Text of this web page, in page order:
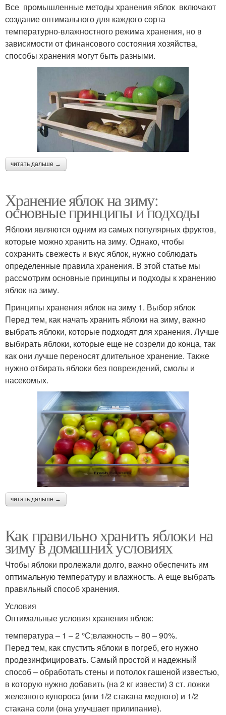
Все промышленные методы хранения яблок включают
создание оптимального для каждого сорта
температурно-влажностного режима хранения, но в
зависимости от финансового состояния хозяйства,
способы хранения могут быть разными.
читать дальше →
Хранение яблок на зиму:
основные принципы и подходы
Яблоки являются одним из самых популярных фруктов,
которые можно хранить на зиму. Однако, чтобы
сохранить свежесть и вкус яблок, нужно соблюдать
определенные правила хранения. В этой статье мы
рассмотрим основные принципы и подходы к хранению
яблок на зиму.
Принципы хранения яблок на зиму 1. Выбор яблок
Перед тем, как начать хранить яблоки на зиму, важно
выбрать яблоки, которые подходят для хранения. Лучше
выбирать яблоки, которые еще не созрели до конца, так
как они лучше переносят длительное хранение. Также
нужно отбирать яблоки без повреждений, смолы и
насекомых.
читать дальше →
Как правильно хранить яблоки на
зиму в домашних условиях
Чтобы яблоки пролежали долго, важно обеспечить им
оптимальную температуру и влажность. А еще выбрать
правильный способ хранения.
Условия
Оптимальные условия хранения яблок:
температура – 1 – 2 °С;влажность – 80 – 90%.
Перед тем, как спустить яблоки в погреб, его нужно
продезинфицировать. Самый простой и надежный
способ – обработать стены и потолок гашеной известью,
в которую нужно добавить (на 2 кг извести) 3 ст. ложки
железного купороса (или 1/2 стакана медного) и 1/2
стакана соли (она улучшает прилипание).